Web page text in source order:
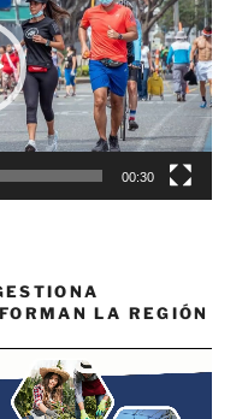
00:30
LA REGIÓN